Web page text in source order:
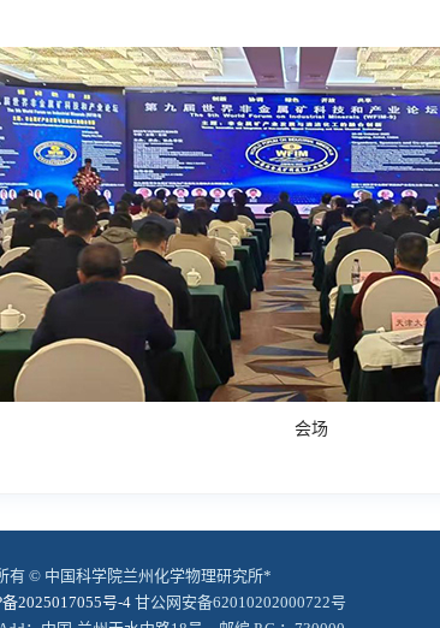
会场
有 © 中国科学院兰州化学物理研究所*
备2025017055号-4甘公网安备62010202000722号